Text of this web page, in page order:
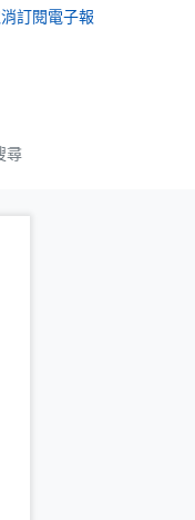
訂閱電子報
尋